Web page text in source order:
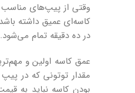
وقتی از پیپ‌های
کاسه‌ای عمیق داشته
در ده دقیقه تمام
عمق کاسه اولین و
مقدار توتونی که در
بودن کاسه نباید به